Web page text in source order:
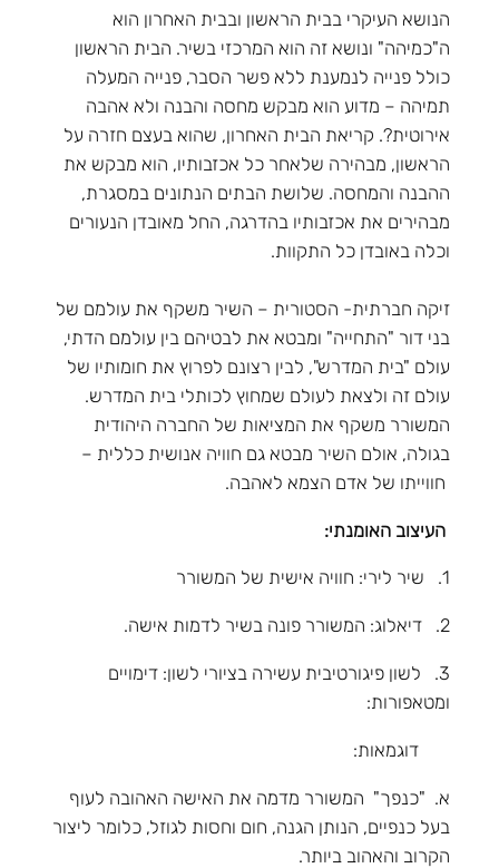
הנושא העיקרי בבית הראשון ובבית האחרון הוא
ה"כמיהה" ונושא זה הוא המרכזי בשיר. הבית הראשון
כולל פנייה לנמענת ללא פשר הסבר, פנייה המעלה
תמיהה – מדוע הוא מבקש מחסה והבנה ולא אהבה
אירוטית?. קריאת הבית האחרון, שהוא בעצם חזרה על
הראשון, מבהירה שלאחר כל אכזבותיו, הוא מבקש את
ההבנה והמחסה. שלושת הבתים הנתונים במסגרת,
מבהירים את אכזבותיו בהדרגה, החל מאובדן הנעורים
וכלה באובדן כל התקוות.
זיקה חברתית- הסטורית – השיר משקף את עולמם של
בני דור "התחייה" ומבטא את לבטיהם בין עולמם הדתי,
עולם "בית המדרש", לבין רצונם לפרוץ את חומותיו של
עולם זה ולצאת לעולם שמחוץ לכותלי בית המדרש.
המשורר משקף את המציאות של החברה היהודית
בגולה, אולם השיר מבטא גם חוויה אנושית כללית –
חווייתו של אדם הצמא לאהבה.
העיצוב האומנתי:
1. שיר לירי: חוויה אישית של המשורר
2. דיאלוג: המשורר פונה בשיר לדמות אישה.
3. לשון פיגורטיבית עשירה בציורי לשון: דימויים
ומטאפורות:
דוגמאות:
א. "כנפך" המשורר מדמה את האישה האהובה לעוף
בעל כנפיים, הנותן הגנה, חום וחסות לגוזל, כלומר ליצור
הקרוב והאהוב ביותר.